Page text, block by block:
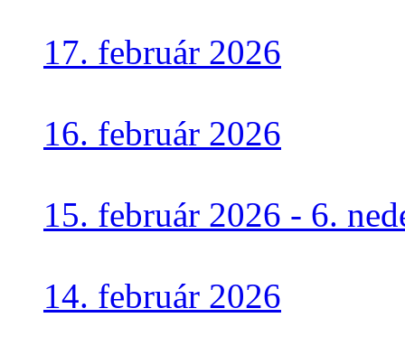
17. február 2026
16. február 2026
15. február 2026 - 6.
14. február 2026